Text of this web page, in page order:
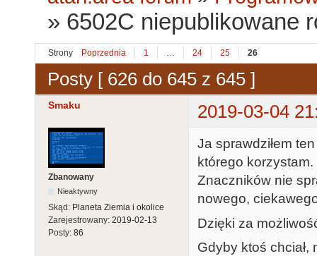
» 6502C niepublikowane
Strony Poprzednia 1 … 24 25 26
Posty [ 626 do 645 z 645 ]
Smaku 2019-03-04
Zbanowany
Nieaktywny
Skąd: Planeta Ziemia i okolice
Zarejestrowany: 2019-02-13
Posty: 86
Ja sprawdziłem
którego
Znaczników nie
nowego,
Dzięki za
Gdyby ktoś